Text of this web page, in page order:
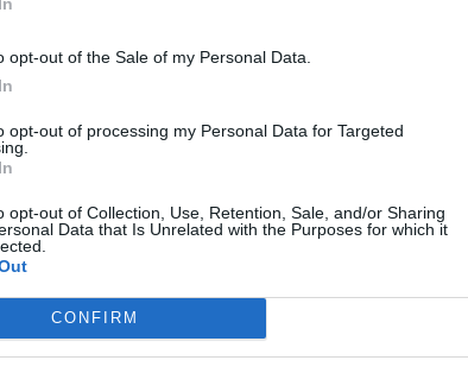
opt-out of the Sale of my Personal Data.
opt-out of processing my Personal Data for Targeted
opt-out of Collection, Use, Retention, Sale, and/or Sharing
Data that Is Unrelated with the Purposes for which it
CONFIRM
Electric
για τη
της θέση
της
σε όλες τις
αξιολογήσεις
2025
επιταχύνει τον ψηφιακό
μετασχηματισμό του
πρόγραμμα εξειδίκευσης
EcoXpert